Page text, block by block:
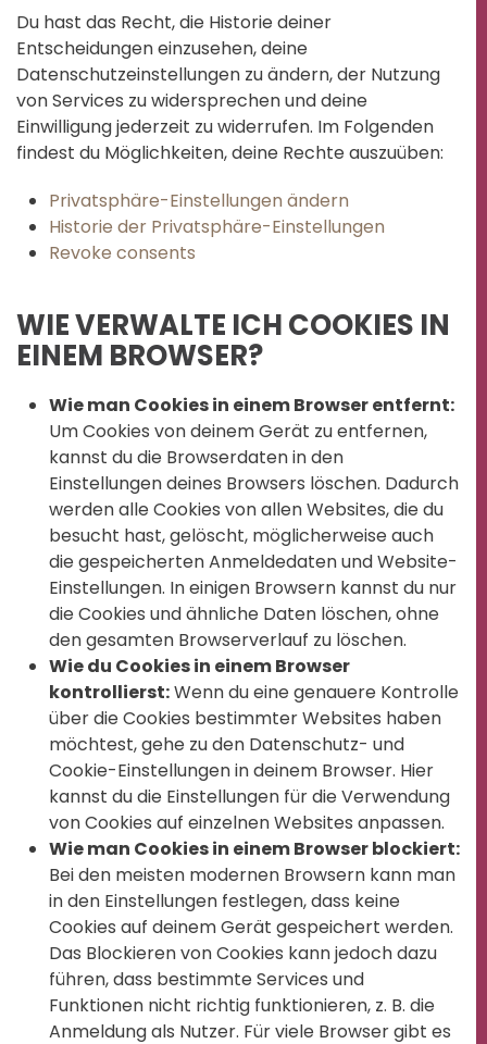
Du hast das Recht, die Historie deiner
Entscheidungen einzusehen, deine
Datenschutzeinstellungen zu ändern, der Nutzung
von Services zu widersprechen und deine
Einwilligung jederzeit zu widerrufen. Im Folgenden
findest du Möglichkeiten, deine Rechte auszuüben:
Privatsphäre-Einstellungen ändern
Historie der Privatsphäre-Einstellungen
Revoke consents
WIE VERWALTE ICH COOKIES IN
EINEM BROWSER?
Wie man Cookies in einem Browser entfernt:
Um Cookies von deinem Gerät zu entfernen,
kannst du die Browserdaten in den
Einstellungen deines Browsers löschen. Dadurch
werden alle Cookies von allen Websites, die du
besucht hast, gelöscht, möglicherweise auch
die gespeicherten Anmeldedaten und Website-
Einstellungen. In einigen Browsern kannst du nur
die Cookies und ähnliche Daten löschen, ohne
den gesamten Browserverlauf zu löschen.
Wie du Cookies in einem Browser
kontrollierst:Wenn du eine genauere Kontrolle
über die Cookies bestimmter Websites haben
möchtest, gehe zu den Datenschutz- und
Cookie-Einstellungen in deinem Browser. Hier
kannst du die Einstellungen für die Verwendung
von Cookies auf einzelnen Websites anpassen.
Wie man Cookies in einem Browser blockiert:
Bei den meisten modernen Browsern kann man
in den Einstellungen festlegen, dass keine
Cookies auf deinem Gerät gespeichert werden.
Das Blockieren von Cookies kann jedoch dazu
führen, dass bestimmte Services und
Funktionen nicht richtig funktionieren, z. B. die
Anmeldung als Nutzer. Für viele Browser gibt es